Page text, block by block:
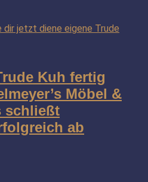
Kuh fertig
Möbel &
schließt
ab